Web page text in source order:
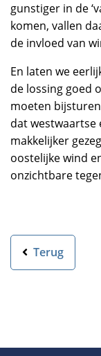
gunstiger in de
komen, vallen
de invloed van
En laten we
de lossing goed
moeten
dat westwaartse
makkelijker
oostelijke wind
onzichtbare
Terug